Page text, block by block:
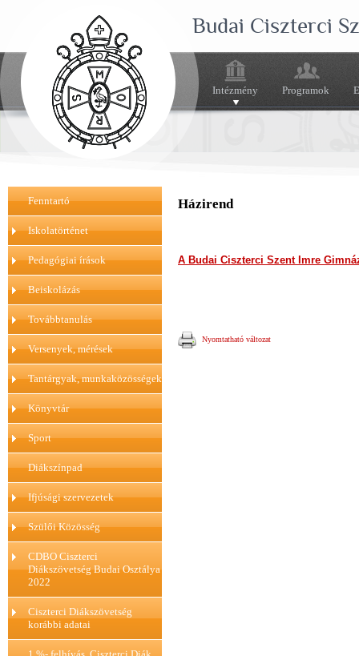
Budai Ciszterci
Intézmény Programok
Fenntartó
Iskolatörténet
Pedagógiai írások
Beiskolázás
Továbbtanulás
Versenyek, mérések
Tantárgyak, munkaközösségek
Könyvtár
Sport
Diákszínpad
Ifjúsági szervezetek
Szülői Közösség
CDBO Ciszterci
Diákszövetség Budai Osztálya
2022
Ciszterci Diákszövetség
korábbi adatai
Házirend
A Budai Ciszterci Szent Imre
Nyomtatható változat